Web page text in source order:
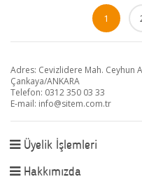
1
Adres: Cevizlidere Mah. Ceyhun
Çankaya/ANKARA
Telefon: 0312 350 03 33
E-mail: info@sitem.com.tr
Üyelik İşlemleri
Hakkımızda